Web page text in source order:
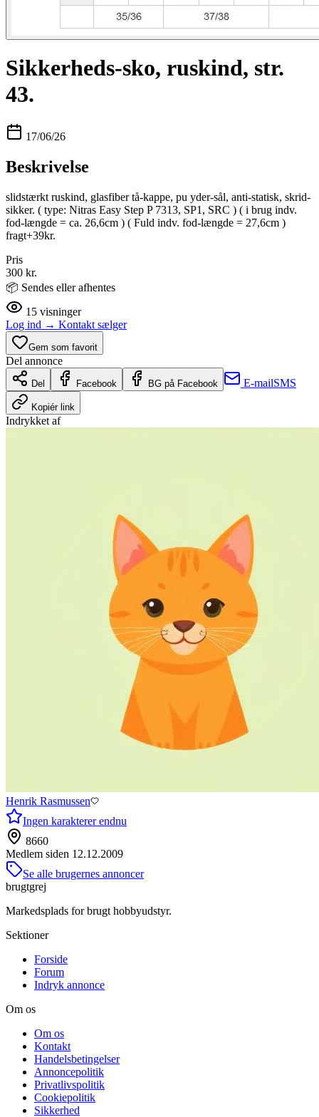
Sikkerheds-sko, ruskind, str.
43.
17/06/26
Beskrivelse
slidstærkt ruskind, glasfiber tå-kappe, pu yder-sål, anti-statisk, skrid-
sikker. ( type: Nitras Easy Step P 7313, SP1, SRC ) ( i brug indv.
fod-længde = ca. 26,6cm ) ( Fuld indv. fod-længde = 27,6cm )
fragt+39kr.
Pris
300 kr.
📦 Sendes eller afhentes
15 visninger
Log ind → Kontakt sælger
Gem som favorit
Del annonce
Del Facebook BG på Facebook E-mailSMS
Kopiér link
Indrykket af
Henrik Rasmussen
Ingen karakterer endnu
8660
Medlem siden 12.12.2009
Se alle brugernes annoncer
brugtgrej
Markedsplads for brugt hobbyudstyr.
Sektioner
Forside
Forum
Indryk annonce
Om os
Om os
Kontakt
Handelsbetingelser
Annoncepolitik
Privatlivspolitik
Cookiepolitik
Sikkerhed